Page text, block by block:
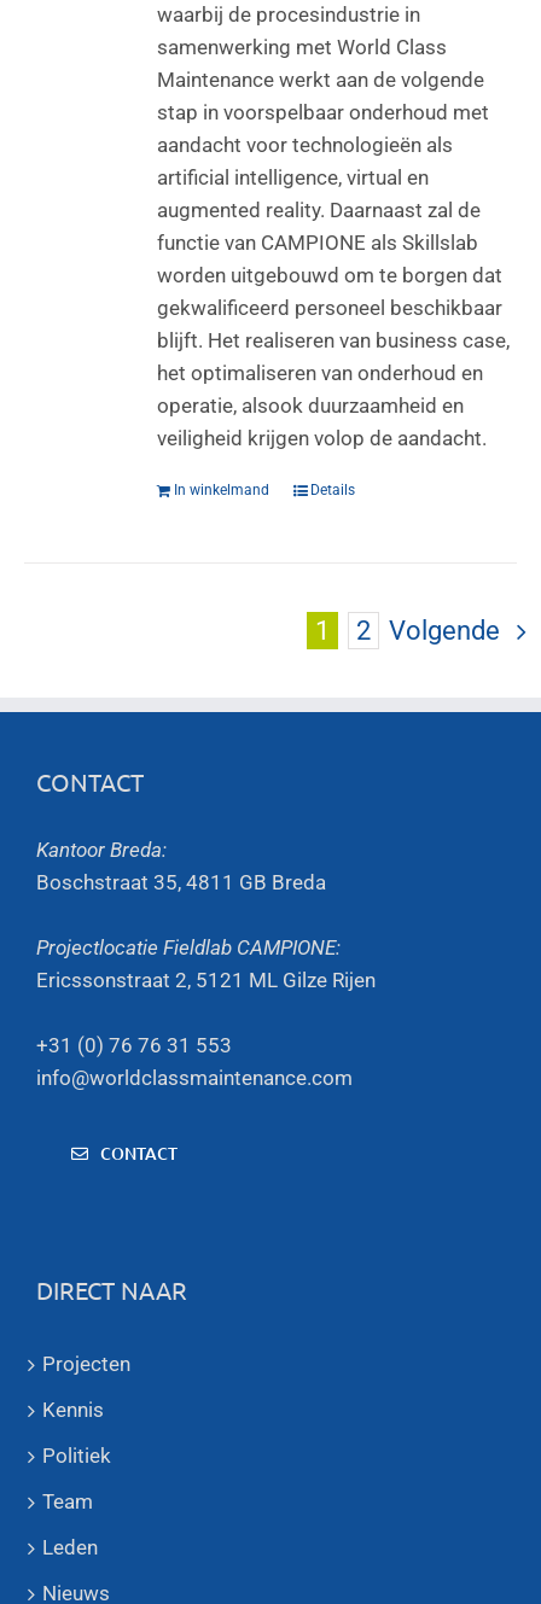
waarbij de procesindustrie in
samenwerking met World Class
Maintenance werkt aan de volgende
stap in voorspelbaar onderhoud met
aandacht voor technologieën als
artificial intelligence, virtual en
augmented reality. Daarnaast zal de
functie van CAMPIONE als Skillslab
worden uitgebouwd om te borgen dat
gekwalificeerd personeel beschikbaar
blijft. Het realiseren van business case,
het optimaliseren van onderhoud en
operatie, alsook duurzaamheid en
veiligheid krijgen volop de aandacht.
In winkelmand Details
1 2 Volgende
CONTACT
Kantoor Breda:
Boschstraat 35, 4811 GB Breda
Projectlocatie Fieldlab CAMPIONE:
Ericssonstraat 2, 5121 ML Gilze Rijen
+31 (0) 76 76 31 553
info@worldclassmaintenance.com
CONTACT
DIRECT NAAR
Projecten
Kennis
Politiek
Team
Leden
Nieuws